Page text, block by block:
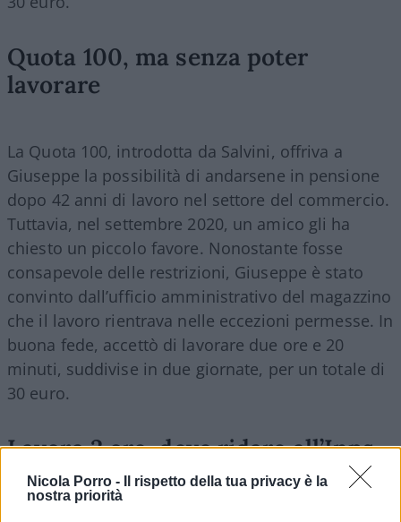
Nicola Porro -
Il rispetto della tua privacy è la
nostra priorità
Quota 100, ma senza poter
lavorare
La Quota 100, introdotta da Salvini, offriva a
Giuseppe la possibilità di andarsene in pensione
dopo 42 anni di lavoro nel settore del commercio.
Tuttavia, nel settembre 2020, un amico gli ha
chiesto un piccolo favore. Nonostante fosse
consapevole delle restrizioni, Giuseppe è stato
convinto dall’ufficio amministrativo del magazzino
che il lavoro rientrava nelle eccezioni permesse. In
buona fede, accettò di lavorare due ore e 20
minuti, suddivise in due giornate, per un totale di
30 euro.
Lavora 2 ore, deve ridare all’Inps
15mila euro